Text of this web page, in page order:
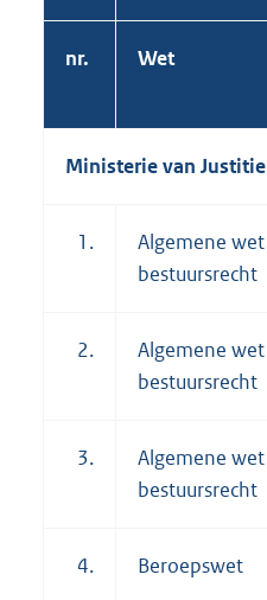
nr. Wet
Ministerie van Justitie
1.
Algemene wet
bestuursrecht
2.
Algemene wet
bestuursrecht
3.
Algemene wet
bestuursrecht
4. Beroepswet